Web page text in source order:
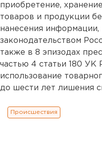
приобретение,
товаров и продукции
нанесения
законодательством
также в 8 эпизодах
частью 4 статьи 180 УК
использование
до шести лет лишения
Происшествия